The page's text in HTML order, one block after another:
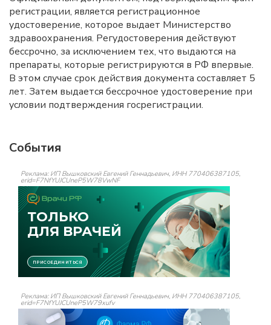
регистрации, является регистрационное
удостоверение, которое выдает Министерство
здравоохранения. Регудостоверения действуют
бессрочно, за исключением тех, что выдаются на
препараты, которые регистрируются в РФ впервые.
В этом случае срок действия документа составляет 5
лет. Затем выдается бессрочное удостоверение при
условии подтверждения госрегистрации.
События
Реклама: ИП Вышковский Евгений Геннадьевич, ИНН 770406387105,
erid=F7NfYUJCUneP5W78VwNF
Реклама: ИП Вышковский Евгений Геннадьевич, ИНН 770406387105,
erid=F7NfYUJCUneP5W79xufv